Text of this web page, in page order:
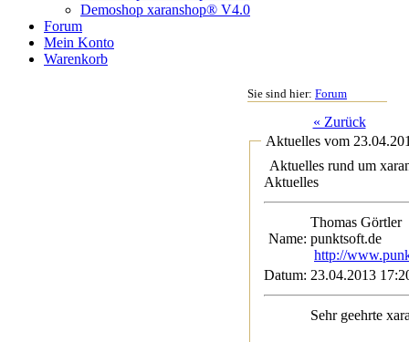
Demoshop xaranshop® V4.0
Forum
Mein Konto
Warenkorb
Sie sind hier: Forum
« Zurück
Aktuelles vom
Aktuelles rund um
Aktuelles
Name:
Thomas
punktsoft.de
http://
Datum: 23.04.2013
Sehr geehrte